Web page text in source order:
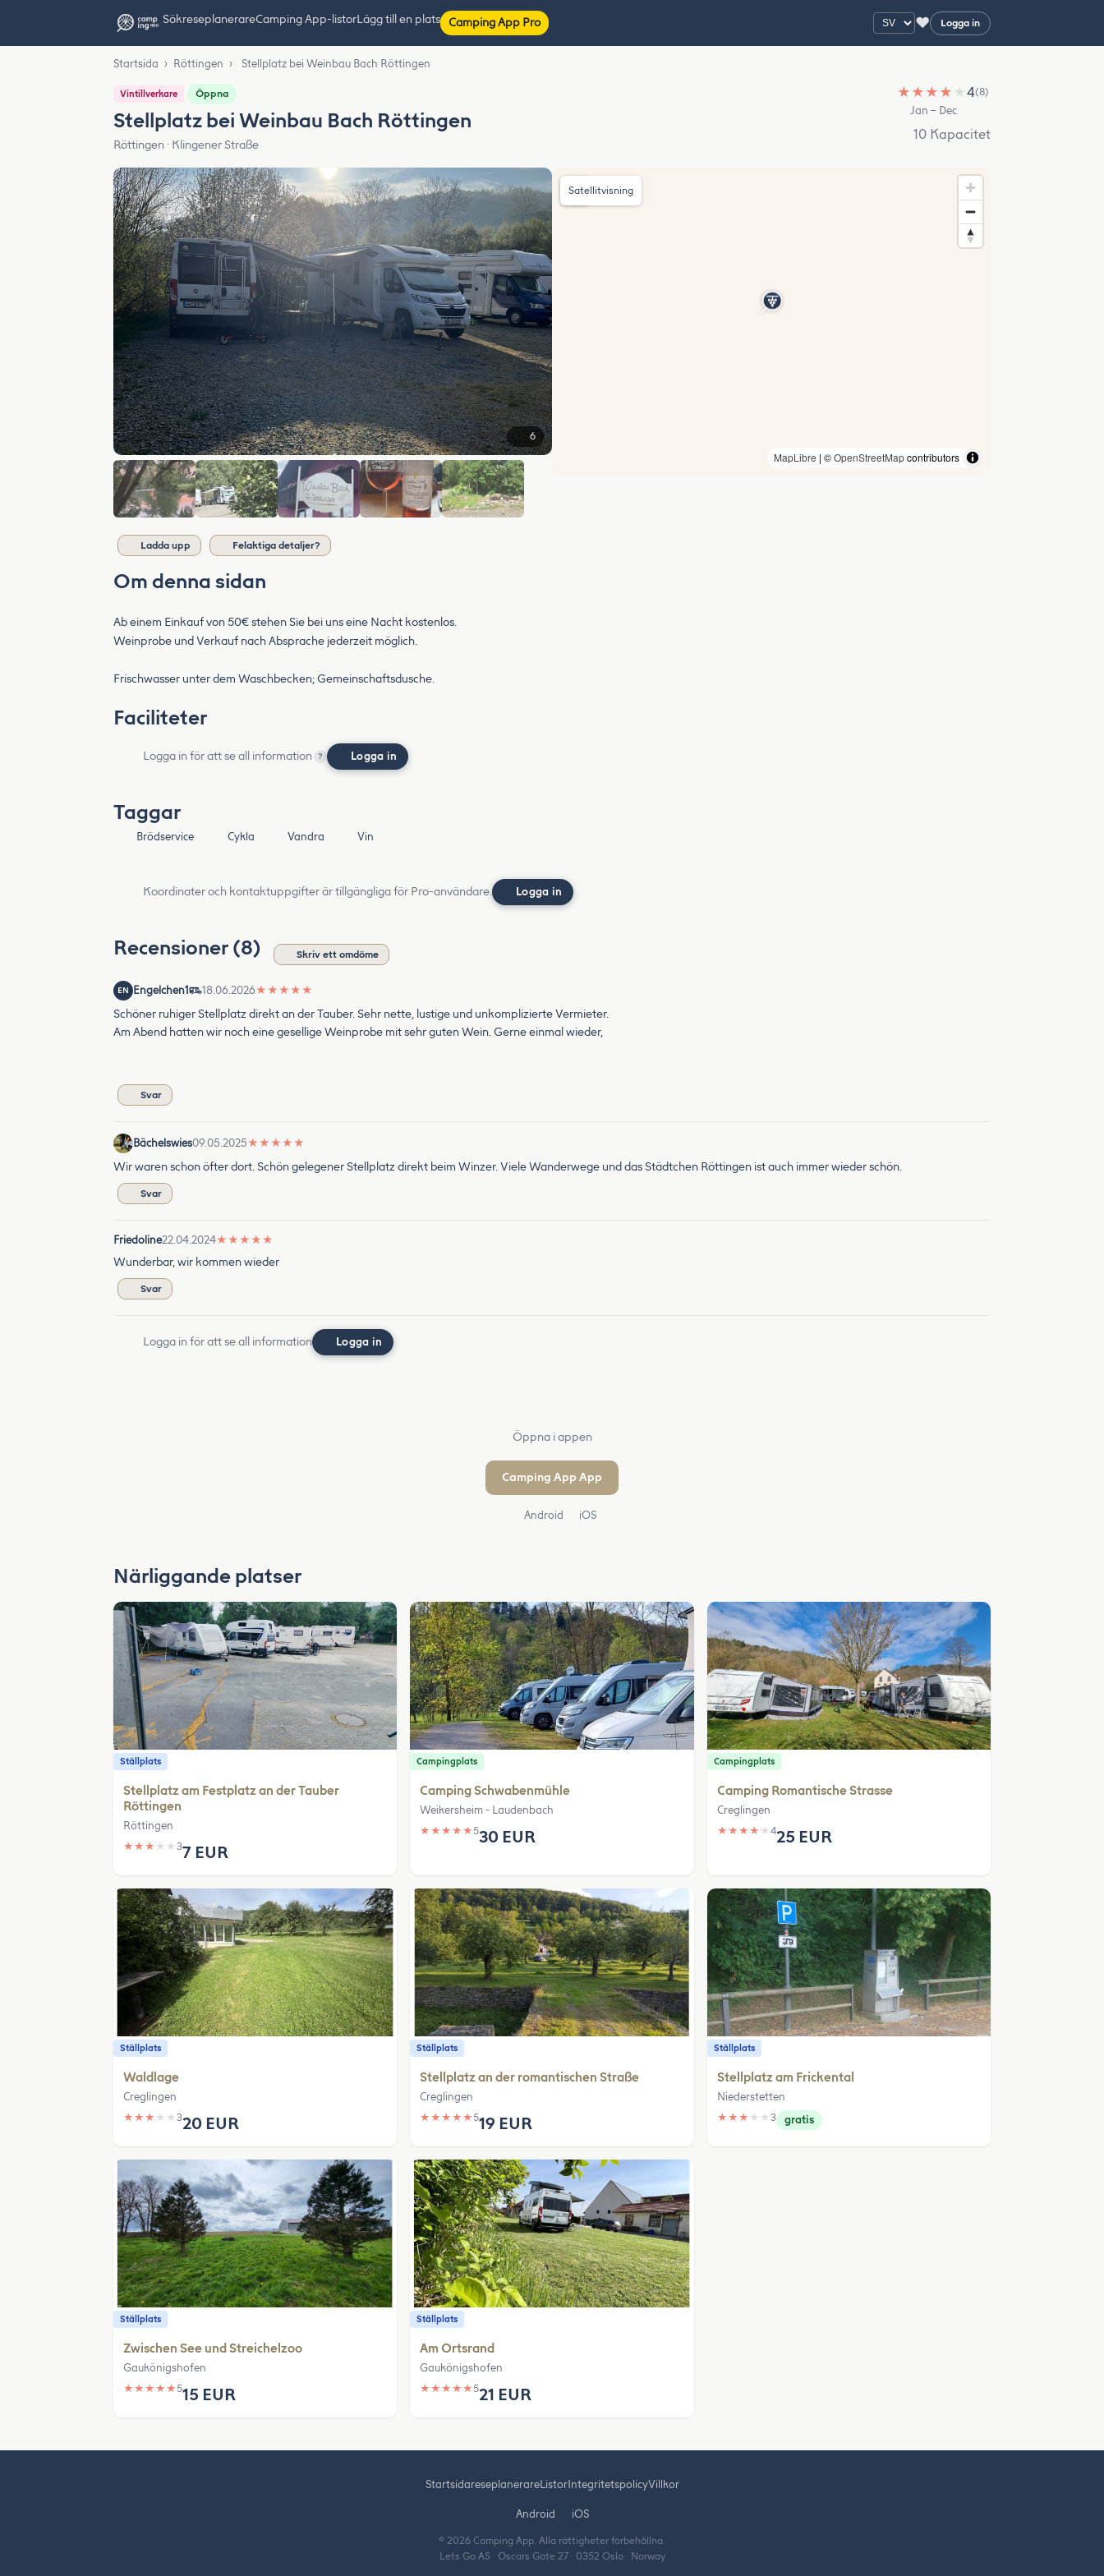
SökreseplanerareCamping App-listorLägg till en plats Camping App Pro ♥ Logga in
Startsida › Röttingen › Stellplatz bei Weinbau Bach Röttingen
Vintillverkare Öppna
Stellplatz bei Weinbau Bach Röttingen
Röttingen · Klingener Straße
★ ★ ★ ★ ★4(8)
Jan – Dec
10 Kapacitet
6
MapLibre | ©OpenStreetMapcontributors
Satellitvisning
Ladda upp Felaktiga detaljer?
Om denna sidan
Ab einem Einkauf von 50€ stehen Sie bei uns eine Nacht kostenlos.
Weinprobe und Verkauf nach Absprache jederzeit möglich.
Frischwasser unter dem Waschbecken; Gemeinschaftsdusche.
Faciliteter
Logga in för att se all information ? Logga in
Taggar
Brödservice Cykla Vandra Vin
Koordinater och kontaktuppgifter är tillgängliga för Pro-användare. Logga in
Recensioner (8) Skriv ett omdöme
EN Engelchen1 18.06.2026★ ★ ★ ★ ★
Schöner ruhiger Stellplatz direkt an der Tauber. Sehr nette, lustige und unkomplizierte Vermieter.
Am Abend hatten wir noch eine gesellige Weinprobe mit sehr guten Wein. Gerne einmal wieder,
Svar
Bächelswies09.05.2025★ ★ ★ ★ ★
Wir waren schon öfter dort. Schön gelegener Stellplatz direkt beim Winzer. Viele Wanderwege und das Städtchen Röttingen ist auch immer wieder schön.
Svar
Friedoline22.04.2024★ ★ ★ ★ ★
Wunderbar, wir kommen wieder
Svar
Logga in för att se all information Logga in
Öppna i appen
Camping App App
Android iOS
Närliggande platser
Ställplats
Stellplatz am Festplatz an der Tauber
Röttingen
Röttingen
★ ★ ★ ★ ★ 37 EUR
Campingplats
Camping Schwabenmühle
Weikersheim - Laudenbach
★ ★ ★ ★ ★530 EUR
Campingplats
Camping Romantische Strasse
Creglingen
★ ★ ★ ★ ★ 425 EUR
Ställplats
Waldlage
Creglingen
★ ★ ★ ★ ★ 320 EUR
Ställplats
Stellplatz an der romantischen Straße
Creglingen
★ ★ ★ ★ ★519 EUR
Ställplats
Stellplatz am Frickental
Niederstetten
★ ★ ★ ★ ★ 3 gratis
Ställplats
Zwischen See und Streichelzoo
Gaukönigshofen
★ ★ ★ ★ ★515 EUR
Ställplats
Am Ortsrand
Gaukönigshofen
★ ★ ★ ★ ★521 EUR
StartsidareseplanerareListorIntegritetspolicyVillkor
Android iOS
© 2026 Camping App. Alla rättigheter förbehållna.
Lets Go AS · Oscars Gate 27 · 0352 Oslo · Norway